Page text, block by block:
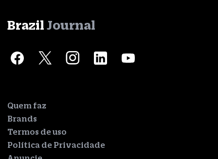
Brazil Journal
Quem faz
Brands
Termos de uso
Política de Privacidade